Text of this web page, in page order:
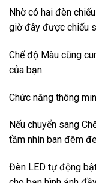
Nhờ có hai đèn
giờ đây được chiếu
Chế độ Màu cũng
của bạn.
Chức năng thông
Nếu chuyển sang
tầm nhìn ban đêm
Đèn LED tự động